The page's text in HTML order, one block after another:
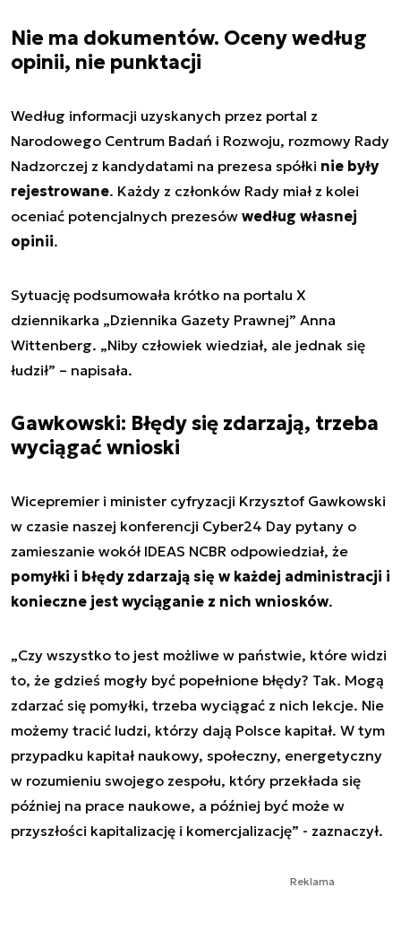
Nie ma dokumentów. Oceny według
opinii, nie punktacji
Według informacji uzyskanych przez portal z
Narodowego Centrum Badań i Rozwoju, rozmowy Rady
Nadzorczej z kandydatami na prezesa spółki nie były
rejestrowane. Każdy z członków Rady miał z kolei
oceniać potencjalnych prezesów według własnej
opinii.
Sytuację podsumowała krótko na portalu X
dziennikarka „Dziennika Gazety Prawnej” Anna
Wittenberg. „Niby człowiek wiedział, ale jednak się
łudził” – napisała.
Gawkowski: Błędy się zdarzają, trzeba
wyciągać wnioski
Wicepremier i minister cyfryzacji Krzysztof Gawkowski
w czasie naszej konferencji Cyber24 Day pytany o
zamieszanie wokół IDEAS NCBR odpowiedział, że
pomyłki i błędy zdarzają się w każdej administracji i
konieczne jest wyciąganie z nich wniosków.
„Czy wszystko to jest możliwe w państwie, które widzi
to, że gdzieś mogły być popełnione błędy? Tak. Mogą
zdarzać się pomyłki, trzeba wyciągać z nich lekcje. Nie
możemy tracić ludzi, którzy dają Polsce kapitał. W tym
przypadku kapitał naukowy, społeczny, energetyczny
w rozumieniu swojego zespołu, który przekłada się
później na prace naukowe, a później być może w
przyszłości kapitalizację i komercjalizację” - zaznaczył.
Reklama